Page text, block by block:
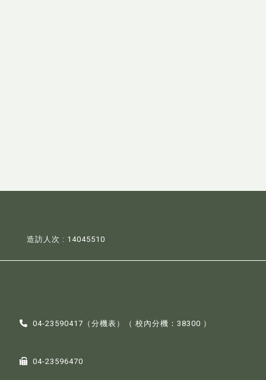
造訪人次 : 14045510
04-23590417（分機表 ）（ 校內分機：38300 ）
04-23596470